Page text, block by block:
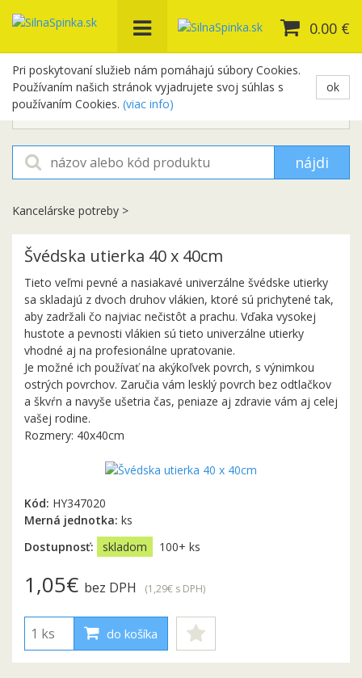
Pri poskytovaní služieb nám pomáhajú súbory Cookies.
Používaním našich stránok vyjadrujete svoj súhlas s
používaním Cookies. (viac info)
ok
0.00 €
+421 948 654 329
objednavky@silnaspinka.sk
nájdi
Kancelárske potreby >
Švédska utierka 40 x 40cm
Tieto veľmi pevné a nasiakavé univerzálne švédske utierky
sa skladajú z dvoch druhov vlákien, ktoré sú prichytené tak,
aby zadržali čo najviac nečistôt a prachu. Vďaka vysokej
hustote a pevnosti vlákien sú tieto univerzálne utierky
vhodné aj na profesionálne upratovanie.
Je možné ich používať na akýkoľvek povrch, s výnimkou
ostrých povrchov. Zaručia vám lesklý povrch bez odtlačkov
a škvŕn a navyše ušetria čas, peniaze aj zdravie vám aj celej
vašej rodine.
Rozmery: 40x40cm
Kód: HY347020
Merná jednotka: ks
Dostupnosť:
skladom 100+ ks
1,05€ bez DPH (1,29€ s DPH)
do košíka